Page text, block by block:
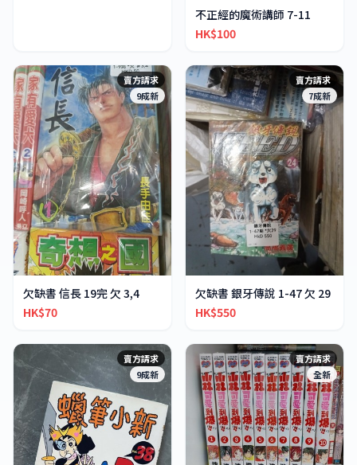
不正經的魔術講師 7-11
HK$100
賣方請求
9成新
欠缺書 信長 19完 欠 3,4
HK$70
賣方請求
7成新
欠缺書 銀牙傳說 1-47 欠 29
HK$550
賣方請求
9成新
賣方請求
全新